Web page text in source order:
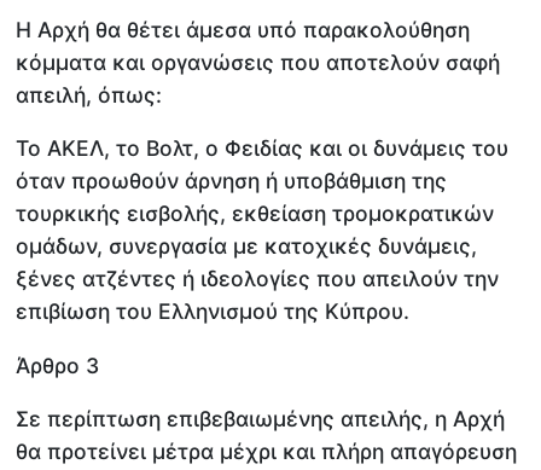
Η Αρχή θα θέτει άμεσα υπό παρακολούθηση
κόμματα και οργανώσεις που αποτελούν σαφή
απειλή, όπως:
Το ΑΚΕΛ, το Βολτ, ο Φειδίας και οι δυνάμεις του
όταν προωθούν άρνηση ή υποβάθμιση της
τουρκικής εισβολής, εκθείαση τρομοκρατικών
ομάδων, συνεργασία με κατοχικές δυνάμεις,
ξένες ατζέντες ή ιδεολογίες που απειλούν την
επιβίωση του Ελληνισμού της Κύπρου.
Άρθρο 3
Σε περίπτωση επιβεβαιωμένης απειλής, η Αρχή
θα προτείνει μέτρα μέχρι και πλήρη απαγόρευση